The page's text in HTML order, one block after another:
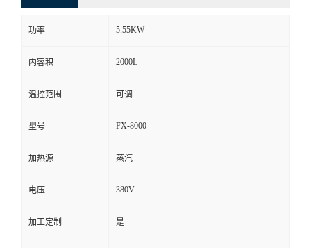
功率 5.55KW
内容积 2000L
温控范围 可调
型号 FX-8000
加热源 蒸汽
电压 380V
加工定制 是